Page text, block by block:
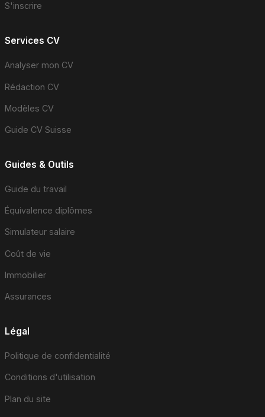
S'inscrire
Services CV
Analyser mon CV
Rédaction CV
Modèles CV
Guide CV Suisse
Guides & Outils
Guide du travail
Équivalence diplômes
Simulateur salaire
Coût de vie
Immobilier
Assurances
Légal
Politique de confidentialité
Conditions d'utilisation
Plan du site